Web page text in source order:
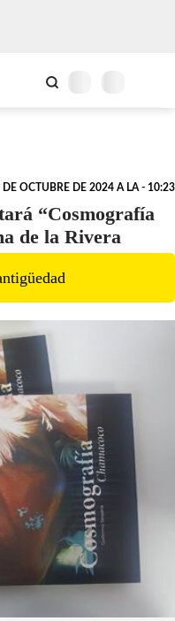
DE OCTUBRE DE 2024 A LA - 10:23
“Cosmografía
de la Rivera